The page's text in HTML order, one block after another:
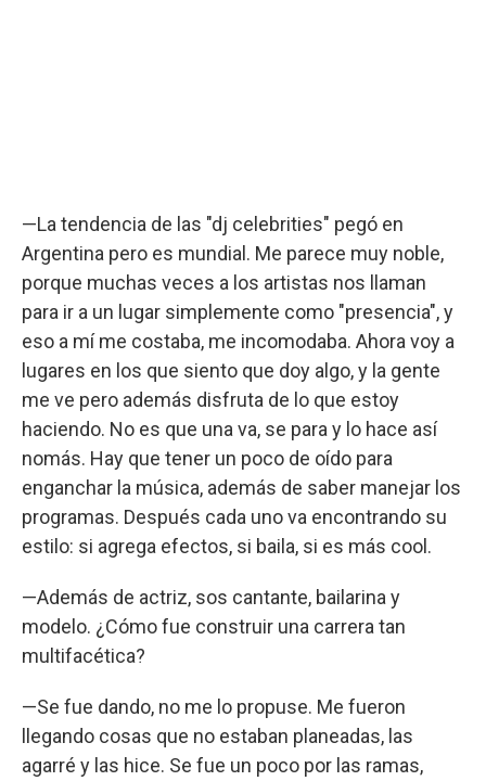
—La tendencia de las "dj celebrities" pegó en
Argentina pero es mundial. Me parece muy noble,
porque muchas veces a los artistas nos llaman
para ir a un lugar simplemente como "presencia", y
eso a mí me costaba, me incomodaba. Ahora voy a
lugares en los que siento que doy algo, y la gente
me ve pero además disfruta de lo que estoy
haciendo. No es que una va, se para y lo hace así
nomás. Hay que tener un poco de oído para
enganchar la música, además de saber manejar los
programas. Después cada uno va encontrando su
estilo: si agrega efectos, si baila, si es más cool.
—Además de actriz, sos cantante, bailarina y
modelo. ¿Cómo fue construir una carrera tan
multifacética?
—Se fue dando, no me lo propuse. Me fueron
llegando cosas que no estaban planeadas, las
agarré y las hice. Se fue un poco por las ramas,